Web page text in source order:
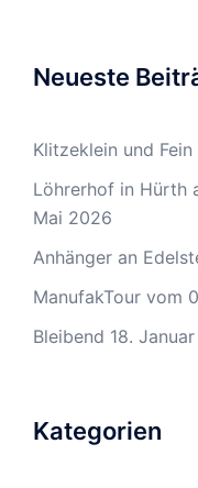
Neueste
Klitzeklein und Fein
Löhrerhof in Hürth
Mai 2026
Anhänger an
ManufakTour vom
Bleibend 18.
Kategorien